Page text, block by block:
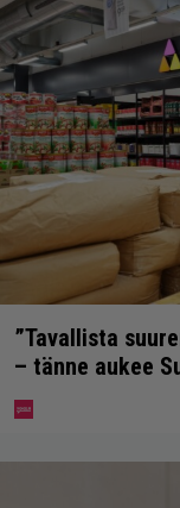
”Tavallista
– tänne aukee